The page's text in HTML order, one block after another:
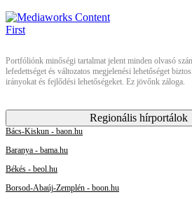
Portfóliónk minőségi tartalmat jelent minden olvasó
lefedettséget és változatos megjelenési lehetőséget
irányokat és fejlődési lehetőségeket. Ez jövőnk záloga.
Regionális hírportálok
Bács-Kiskun - baon.hu
Baranya - bama.hu
Békés - beol.hu
Borsod-Abaúj-Zemplén - boon.hu